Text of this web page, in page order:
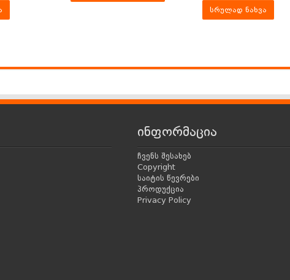
სრულად ნახვა
ინფორმაცია
ჩვენს შესახებ
Copyright
საიტის წევრები
პროდუქცია
Privacy Policy